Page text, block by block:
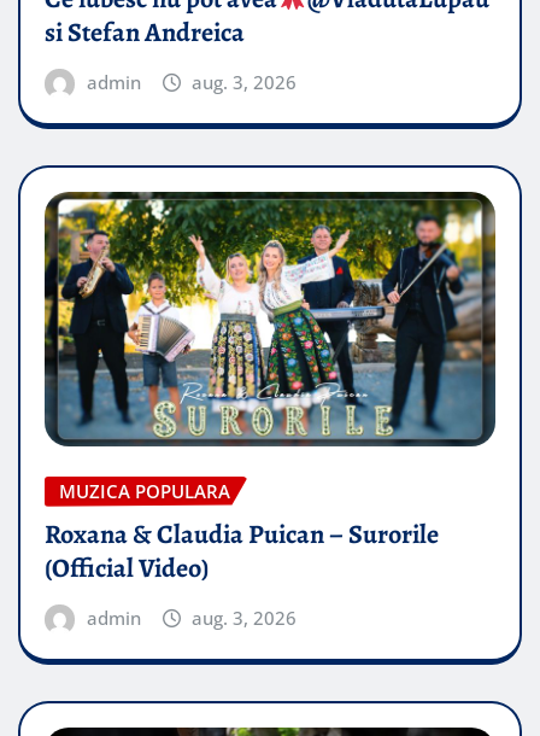
si Stefan Andreica
admin aug. 3, 2026
MUZICA POPULARA
Roxana & Claudia Puican – Surorile
(Official Video)
admin aug. 3, 2026